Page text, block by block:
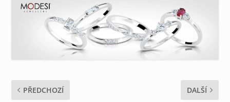
PŘEDCHOZÍ DALŠÍ